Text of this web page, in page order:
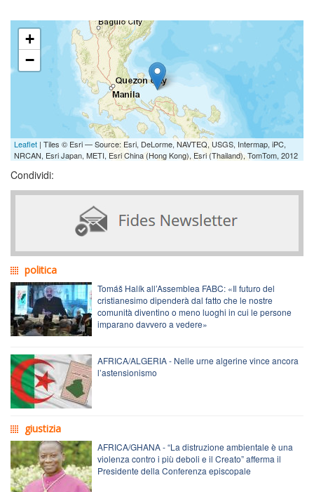
+
−
Leaflet | Tiles © Esri — Source: Esri, DeLorme, NAVTEQ, USGS, Intermap, iPC,
NRCAN, Esri Japan, METI, Esri China (Hong Kong), Esri (Thailand), TomTom, 2012
Condividi:
politica
Tomáš Halík all’Assemblea FABC: «Il futuro del
cristianesimo dipenderà dal fatto che le nostre
comunità diventino o meno luoghi in cui le persone
imparano davvero a vedere»
AFRICA/ALGERIA - Nelle urne algerine vince ancora
l’astensionismo
giustizia
AFRICA/GHANA - “La distruzione ambientale è una
violenza contro i più deboli e il Creato” afferma il
Presidente della Conferenza episcopale